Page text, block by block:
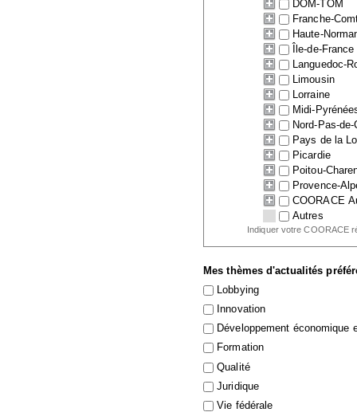
DOM-TOM
Franche-
Haute-
Île-de-France
Languedoc-
Limousin
Lorraine
Midi-
Nord-Pas-
Pays de la
Picardie
Poitou-
Provence-
COORACE
Autres
Indiquer votre COORACE
Mes thèmes d'actualités
Lobbying
Innovation
Développement économique
Formation
Qualité
Juridique
Vie fédérale